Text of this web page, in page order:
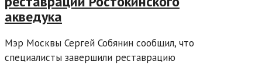
акведука
Мэр Москвы Сергей Собянин сообщил, что
специалисты завершили реставрацию